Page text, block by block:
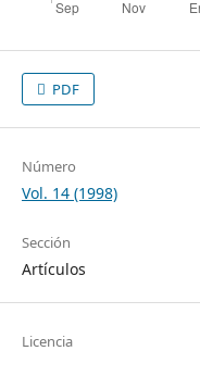
PDF
Número
Vol. 14 (1998)
Sección
Artículos
Licencia